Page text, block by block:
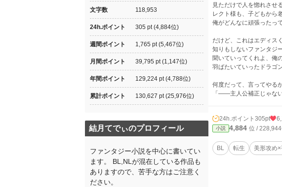
見ただけで人を惚れさせ
レクト様も、子どもから
俺がどんなに頑張ったっ
だけど、これはエディス
知りもしないファンタジ
聞いていってくれよ、俺
羽ばたいていったドラゴ
何度だって、言ってやる
「――主人公補正じゃな
24h.ポイント 305pt
小説 4,884 位 /
BL 転生 美形攻め
文字数 118,953
24h.ポイント 305 pt (4,884位)
週間ポイント 1,765 pt (5,467位)
月間ポイント 39,795 pt (1,147位)
年間ポイント 129,224 pt (4,788位)
累計ポイント 130,627 pt (25,976位)
結月てでぃのプロフィール
ファンタジー小説を中心に書いてい
ます。 BL,NLが混在している作品も
ありますので、苦手な方はご注意く
ださい。